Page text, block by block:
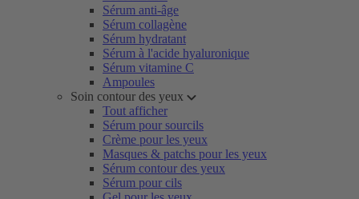
Sérum anti-âge
Sérum collagène
Sérum hydratant
Sérum à l'acide hyaluronique
Sérum vitamine C
Ampoules
Soin contour des yeux
Tout afficher
Sérum pour sourcils
Crème pour les yeux
Masques & patchs pour les yeux
Sérum contour des yeux
Sérum pour cils